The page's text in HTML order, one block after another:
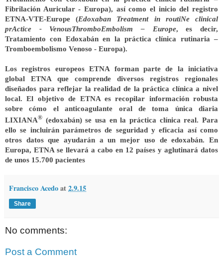
Fibrilación Auricular - Europa), así como el inicio del registro
ETNA-VTE-Europe (Edoxaban Treatment in routiNe clinical
prActice - VenousThromboEmbolism – Europe, es decir,
Tratamiento con Edoxabán en la práctica clínica rutinaria –
Tromboembolismo Venoso - Europa).
Los registros europeos ETNA forman parte de la iniciativa
global ETNA que comprende diversos registros regionales
diseñados para reflejar la realidad de la práctica clínica a nivel
local. El objetivo de ETNA es recopilar información robusta
sobre cómo el anticoagulante oral de toma única diaria
LIXIANA® (edoxabán) se usa en la práctica clínica real. Para
ello se incluirán parámetros de seguridad y eficacia así como
otros datos que ayudarán a un mejor uso de edoxabán. En
Europa, ETNA se llevará a cabo en 12 países y aglutinará datos
de unos 15.700 pacientes
Francisco Acedoat2.9.15
Share
No comments:
Post a Comment